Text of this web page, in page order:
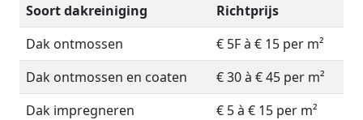
Soort dakreiniging
Richtprijs
Dak ontmossen
€ 5F à € 15 per m²
Dak ontmossen en coaten
€ 30 à € 45 per m²
Dak impregneren
€ 5 à € 15 per m²